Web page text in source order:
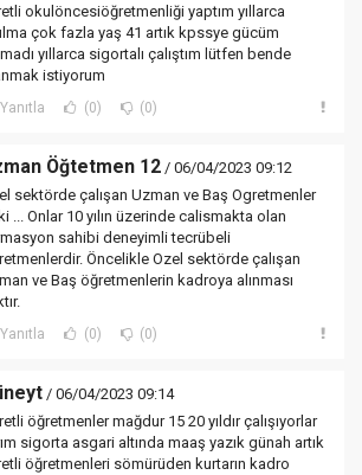
okulöncesiöğretmenliği yaptım yıllarca
çok fazla yaş 41 artık kpssye gücüm
yıllarca sigortalı çalıştım lütfen bende
istiyorum
Yanıtla (0) (0)
Öğtetmen 12 / 06/04/2023 09:12
sektörde çalışan Uzman ve Baş Ogretmenler
... Onlar 10 yılın üzerinde calismakta olan
sahibi deneyimli tecrübeli
Öncelikle Ozel sektörde çalışan
ve Baş öğretmenlerin kadroya alınması
Yanıtla (0) (0)
/ 06/04/2023 09:14
öğretmenler mağdur 15 20 yıldır çalışıyorlar
sigorta asgari altında maaş yazık günah artık
öğretmenleri sömürüden kurtarın kadro